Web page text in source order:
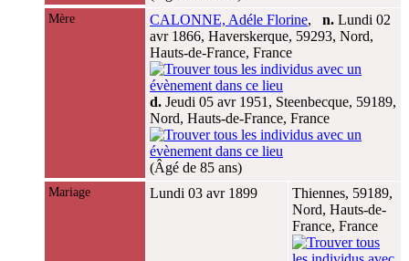
Mère CALONNE, Adéle Florine, n. Lundi 02
avr 1866, Haverskerque, 59293, Nord,
Hauts-de-France, France
d. Jeudi 05 avr 1951, Steenbecque, 59189,
Nord, Hauts-de-France, France
(Âgé de 85 ans)
Mariage Lundi 03 avr 1899
Thiennes, 59189,
Nord, Hauts-de-
France, France